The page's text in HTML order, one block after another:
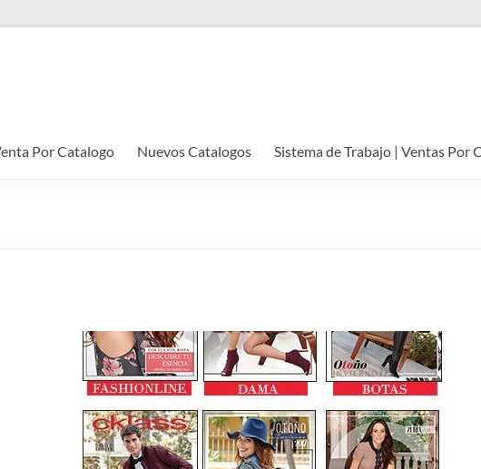
Por Catalogo Nuevos Catalogos Sistema de Trabajo | Ventas Por